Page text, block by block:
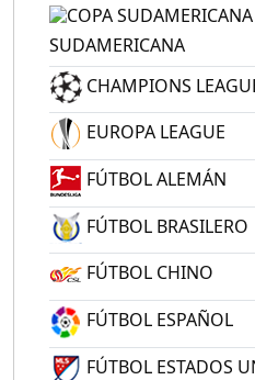
SUDAMERICANA
CHAMPIONS
EUROPA LEAGUE
FÚTBOL ALEMÁN
FÚTBOL BRASILERO
FÚTBOL CHINO
FÚTBOL ESPAÑOL
FÚTBOL ESTADOS